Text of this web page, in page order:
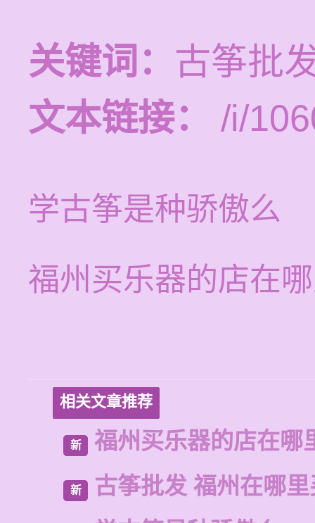
关键词： 古筝批
文本链接：
/i/
学古筝是种骄傲么
福州买乐器的店在
相关文章推荐
新 福州买乐器的店在哪
新
古筝批发 福州在哪